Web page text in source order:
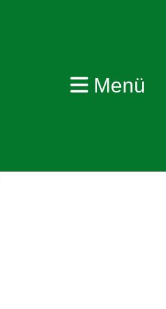
Menü